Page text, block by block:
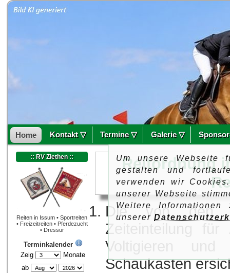
Home Kontakt ▽ Termine ▽ Galerie ▽
:: RV Ziethen ::
Reiten in Issum • Sportreiten
• Freizeitreiten • Pferdezucht
• Dressur
Terminkalender
Zeig
Monate
ab
Reitordnung
Die von den
Zeiteinteilung für
Voltigieren
Schaukasten
Um unsere Webseite
gestalten und
verwenden wir
unserer Webseite
Weitere
unserer